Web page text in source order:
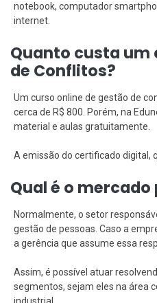
notebook, computador
internet.
Quanto custa um
de Conflitos?
Um curso online de gestão de
cerca de R$ 800. Porém, na
material e aulas gratuitamente.
A emissão do certificado digital,
Qual é o
Normalmente, o setor
gestão de pessoas. Caso a
a gerência que assume essa
Assim, é possível atuar
segmentos, sejam eles na área